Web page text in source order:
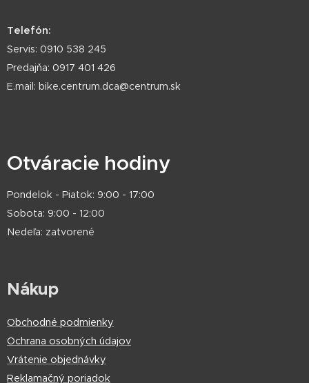
Telefón:
Servis: 0910 538 245
Predajňa: 0917 401 426
E.mail: bike.centrum.dca@centrum.sk
Otváracie hodiny
Pondelok - Piatok: 9:00 - 17:00
Sobota: 9:00 - 12:00
Nedeľa: zatvorené
Nákup
Obchodné podmienky
Ochrana osobných údajov
Vrátenie objednávky
Reklamačný poriadok